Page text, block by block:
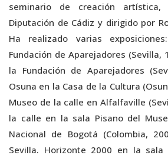
seminario de creación
Diputación de Cádiz y dirigido por
Ha realizado varias
Fundación de Aparejadores (Sevilla,
la Fundación de Aparejadores
Osuna en la Casa de la Cultura
Museo de la calle en Alfalfaville
la calle en la sala Pisano del
Nacional de Bogotá (Colombia,
Sevilla. Horizonte 2000 en la sala